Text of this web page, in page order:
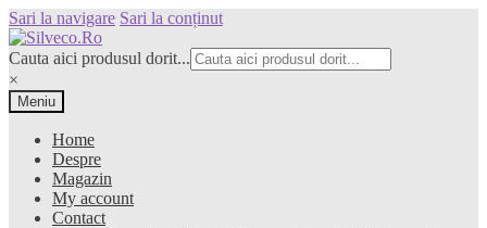
Sari la navigare Sari la conținut
Cauta aici produsul dorit...
×
Meniu
Home
Despre
Magazin
My account
Contact